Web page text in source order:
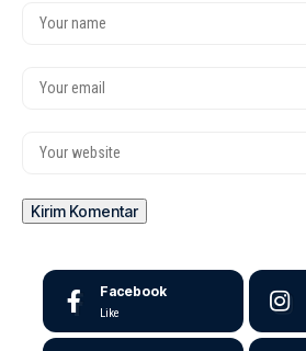
Facebook
Like